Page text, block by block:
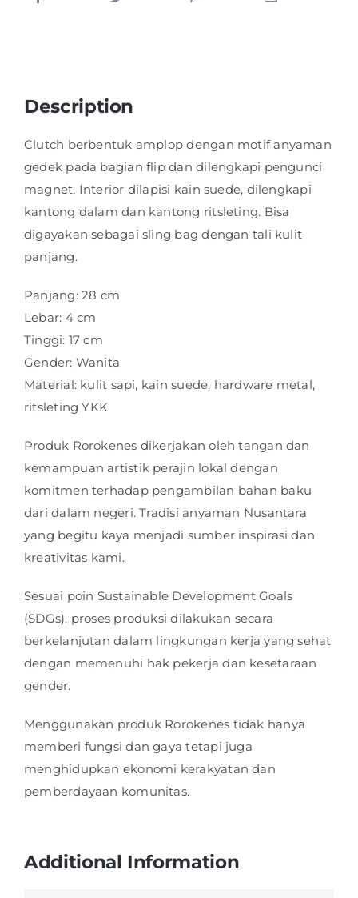
Description
Clutch berbentuk amplop dengan motif anyaman
gedek pada bagian flip dan dilengkapi pengunci
magnet. Interior dilapisi kain suede, dilengkapi
kantong dalam dan kantong ritsleting. Bisa
digayakan sebagai sling bag dengan tali kulit
panjang.
Panjang: 28 cm
Lebar: 4 cm
Tinggi: 17 cm
Gender: Wanita
Material: kulit sapi, kain suede, hardware metal,
ritsleting YKK
Produk Rorokenes dikerjakan oleh tangan dan
kemampuan artistik perajin lokal dengan
komitmen terhadap pengambilan bahan baku
dari dalam negeri. Tradisi anyaman Nusantara
yang begitu kaya menjadi sumber inspirasi dan
kreativitas kami.
Sesuai poin Sustainable Development Goals
(SDGs), proses produksi dilakukan secara
berkelanjutan dalam lingkungan kerja yang sehat
dengan memenuhi hak pekerja dan kesetaraan
gender.
Menggunakan produk Rorokenes tidak hanya
memberi fungsi dan gaya tetapi juga
menghidupkan ekonomi kerakyatan dan
pemberdayaan komunitas.
Additional Information